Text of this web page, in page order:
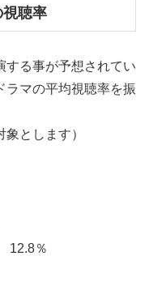
聴率
する事が予想されてい
ラマの平均視聴率を振
とします）
12.8％